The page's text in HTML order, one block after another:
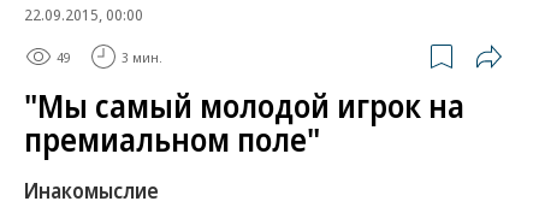
22.09.2015, 00:00
49 3 мин.
"Мы самый молодой игрок на
премиальном поле"
Инакомыслие